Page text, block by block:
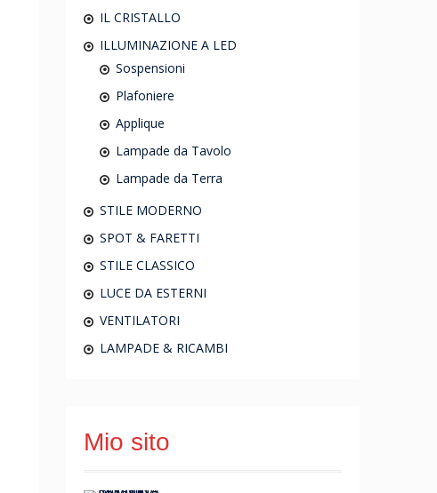
IL CRISTALLO
ILLUMINAZIONE A LED
Sospensioni
Plafoniere
Applique
Lampade da Tavolo
Lampade da Terra
STILE MODERNO
SPOT & FARETTI
STILE CLASSICO
LUCE DA ESTERNI
VENTILATORI
LAMPADE & RICAMBI
Mio sito